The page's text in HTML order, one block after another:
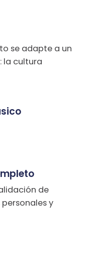
se adapte a un
la cultura
de
y